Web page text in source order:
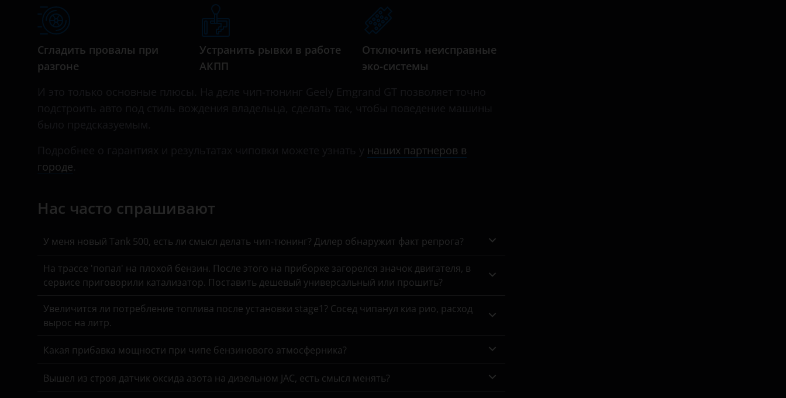
Chrysler
Daewoo
FAW
GAC
Genesis
Great Wall (GWM)
Сгладить провалы при
разгоне
Устранить рывки в работе
АКПП
Отключить неисправные
эко-системы
наших партнеров в
городе
Нас часто спрашивают
У меня новый Tank 500, есть ли смысл делать чип-тюнинг? Дилер обнаружит факт репрога?
На трассе 'попал' на плохой бензин. После этого на приборке загорелся значок двигателя, в
сервисе приговорили катализатор. Поставить дешевый универсальный или прошить?
Увеличится ли потребление топлива после установки stage1? Сосед чипанул киа рио, расход
вырос на литр.
Какая прибавка мощности при чипе бензинового атмосферника?
Вышел из строя датчик оксида азота на дизельном JAC, есть смысл менять?